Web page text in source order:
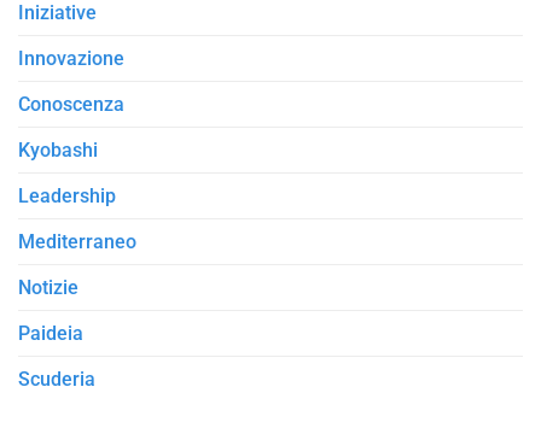
Iniziative
Innovazione
Conoscenza
Kyobashi
Leadership
Mediterraneo
Notizie
Paideia
Scuderia